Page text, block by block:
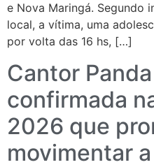
e Nova Maringá. Segundo
local, a vítima, uma
por volta das 16 hs, […]
Cantor
confirmada
2026 que
movimentar